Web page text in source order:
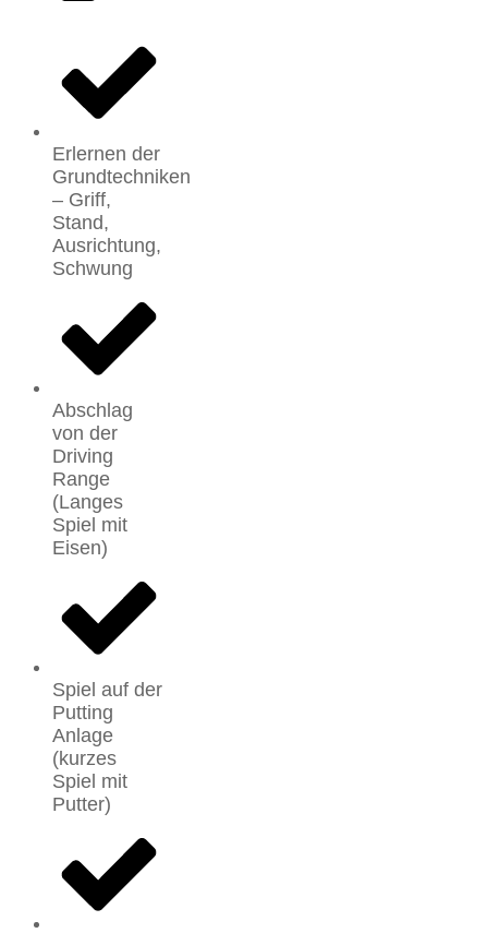
Erlernen der
Grundtechniken
– Griff,
Stand,
Ausrichtung,
Schwung
Abschlag
von der
Driving
Range
(Langes
Spiel mit
Eisen)
Spiel auf der
Putting
Anlage
(kurzes
Spiel mit
Putter)